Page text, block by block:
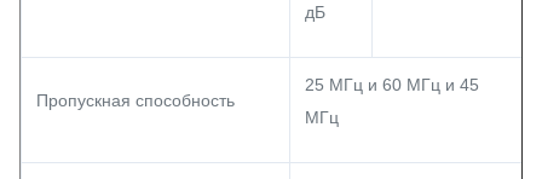
дБ
Пропускная способность
25 МГц и 60 МГц и 45
МГц